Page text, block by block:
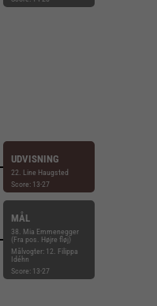
UDVISNING
22. Line Haugsted
Score: 13-27
MÅL
38. Mia Emmenegger
(Fra pos. Højre fløj)
Målvogter: 12. Filippa
Idéhn
Score: 13-27